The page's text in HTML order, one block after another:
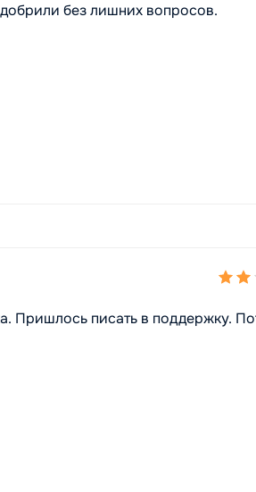
без лишних вопросов.
Пришлось писать в поддержку.